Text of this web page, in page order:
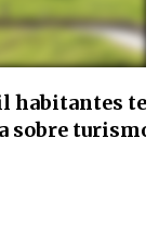
tem a
turismo